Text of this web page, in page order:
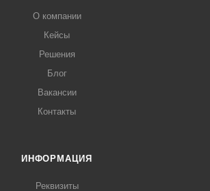
О компании
Кейсы
Решения
Блог
Вакансии
Контакты
ИНФОРМАЦИЯ
Реквизиты